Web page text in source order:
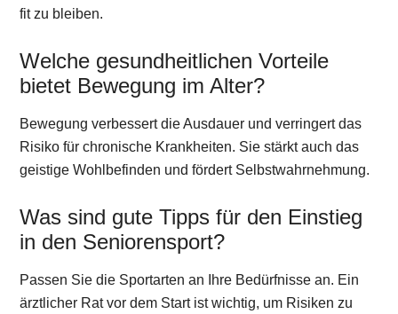
fit zu bleiben.
Welche gesundheitlichen Vorteile
bietet Bewegung im Alter?
Bewegung verbessert die Ausdauer und verringert das
Risiko für chronische Krankheiten. Sie stärkt auch das
geistige Wohlbefinden und fördert Selbstwahrnehmung.
Was sind gute Tipps für den Einstieg
in den Seniorensport?
Passen Sie die Sportarten an Ihre Bedürfnisse an. Ein
ärztlicher Rat vor dem Start ist wichtig, um Risiken zu